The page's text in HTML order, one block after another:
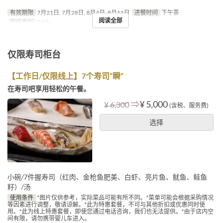
有效期限 7月21日, 7月28日, 8月4日, 8月11日 进餐时间 下午茶
座位类别 Table 阅读全部
仅限寿司柜台
【工作日/仅限线上】7个寿司“瞬”
在寿司吧享用轻松的午餐。
¥ 6,300⇒¥ 5,000 (含税、服务费)
选择
小碗/7件握寿司（红肉、金枪鱼肥美、白虾、亮片鱼、鱿鱼、鲑鱼
籽）/汤
使用条件 *图片仅供参考，实际菜品可能有所不同。*菜单可能会根据采购情况
等因素进行调整，敬请谅解。*此为特惠套餐，不可与其他折扣或优惠同时使
用。*此为线上特惠套餐，即使您通过电话咨询，我们也无法提供。*由于店内空
间有限，请勿携带婴儿车进入。